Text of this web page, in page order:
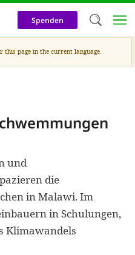
Spenden
page in the current language.
und
die
in Malawi. Im
in Schulungen,
Klimawandels
purposes.